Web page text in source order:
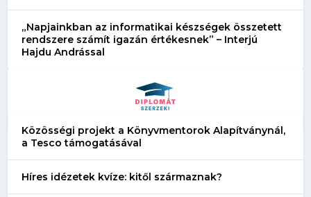
„Napjainkban az informatikai készségek összetett
rendszere számít igazán értékesnek” – Interjú
Hajdu Andrással
Közösségi projekt a Könyvmentorok Alapítványnál,
a Tesco támogatásával
Híres idézetek kvíze: kitől származnak?